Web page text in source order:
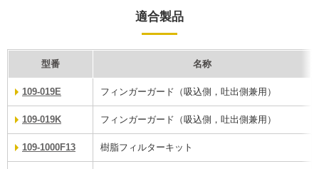
適合製品
型番 名称
109-019E フィンガーガード（吸込側，吐出側兼用）
109-019K フィンガーガード（吸込側，吐出側兼用）
109-1000F13 樹脂フィルターキット